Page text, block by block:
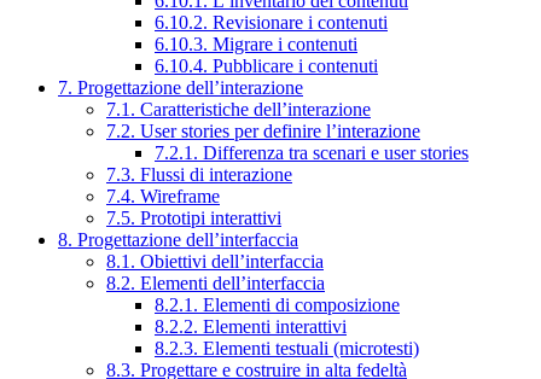
6.10.2. Revisionare i contenuti
6.10.3. Migrare i contenuti
6.10.4. Pubblicare i contenuti
7. Progettazione dell’interazione
7.1. Caratteristiche dell’interazione
7.2. User stories per definire l’interazione
7.2.1. Differenza tra scenari e user stories
7.3. Flussi di interazione
7.4. Wireframe
7.5. Prototipi interattivi
8. Progettazione dell’interfaccia
8.1. Obiettivi dell’interfaccia
8.2. Elementi dell’interfaccia
8.2.1. Elementi di composizione
8.2.2. Elementi interattivi
8.2.3. Elementi testuali (microtesti)
8.3. Progettare e costruire in alta fedeltà